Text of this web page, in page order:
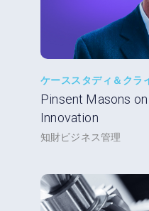
ケーススタディ＆クラ
Pinsent Masons
Innovation
知財ビジネス管理